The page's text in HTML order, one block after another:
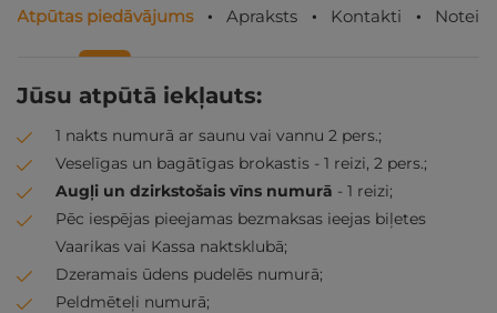
Atpūtas piedāvājums Apraksts Kontakti
Jūsu atpūtā iekļauts:
1 nakts numurā ar saunu vai vannu 2 pers.;
Veselīgas un bagātīgas brokastis - 1 reizi, 2 pers.;
Augļi un dzirkstošais vīns numurā - 1 reizi;
Pēc iespējas pieejamas bezmaksas ieejas biļetes
Vaarikas vai Kassa naktsklubā;
Dzeramais ūdens pudelēs numurā;
Peldmēteļi numurā;